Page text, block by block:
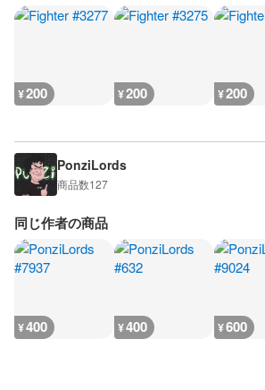
¥200 ¥200 ¥200
PonziLords
商品数127
同じ作者の商品
¥400 ¥400 ¥600